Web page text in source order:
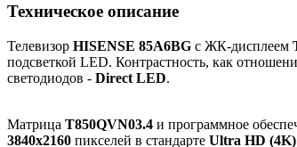
Техническое описание
Телевизор HISENSE 85A6BG с ЖК-дисплеем
подсветкой LED. Контрастность, как
светодиодов - Direct LED.
Матрица T850QVN03.4 и программное
3840x2160 пикселей в стандарте Ultra HD (4K)